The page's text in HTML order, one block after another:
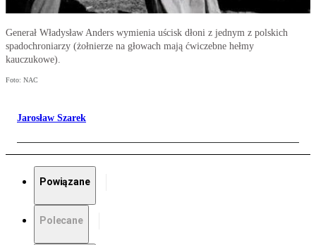
Generał Władysław Anders wymienia uścisk dłoni z jednym z polskich
spadochroniarzy (żołnierze na głowach mają ćwiczebne hełmy
kauczukowe).
Foto: NAC
Jarosław Szarek
Powiązane
Polecane